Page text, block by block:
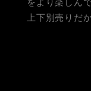
上下別売りだ